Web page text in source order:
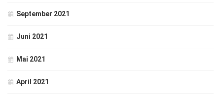
September 2021
Juni 2021
Mai 2021
April 2021